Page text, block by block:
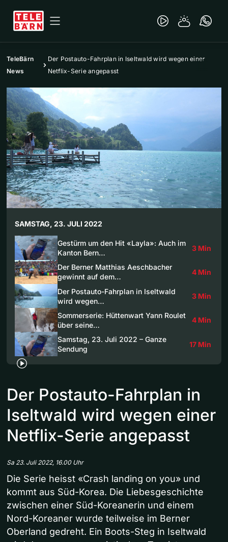
TeleBärn
News
Der Postauto-Fahrplan in Iseltwald wird wegen einer
Netflix-Serie angepasst
SAMSTAG, 23. JULI 2022
Gestürm um den Hit «Layla»: Auch im
Kanton Bern…
3 Min
Der Berner Matthias Aeschbacher
gewinnt auf dem…
4 Min
Der Postauto-Fahrplan in Iseltwald
wird wegen…
3 Min
Sommerserie: Hüttenwart Yann Roulet
über seine…
4 Min
Samstag, 23. Juli 2022 – Ganze
Sendung
17 Min
Der Postauto-Fahrplan in
Iseltwald wird wegen einer
Netflix-Serie angepasst
Sa 23. Juli 2022, 16.00 Uhr
Die Serie heisst «Crash landing on you» und
kommt aus Süd-Korea. Die Liebesgeschichte
zwischen einer Süd-Koreanerin und einem
Nord-Koreaner wurde teilweise im Berner
Oberland gedreht. Ein Boots-Steg in Iseltwald